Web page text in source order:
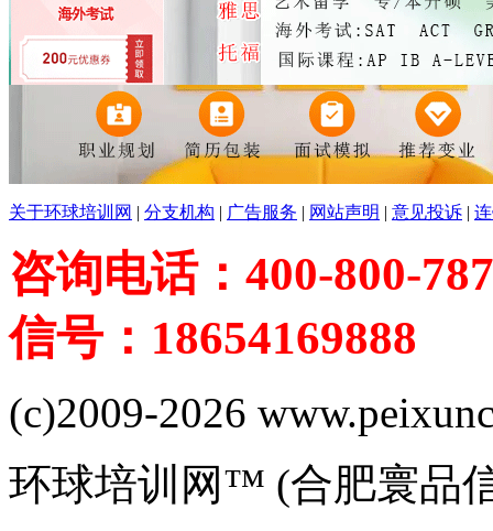
关于环球培训网 | 分支机构 | 广告服务 | 网站声明 | 意见投诉 |
咨询电话：400-800-
信号：18654169888
(c)2009-2026
环球培训网™ (合肥寰品